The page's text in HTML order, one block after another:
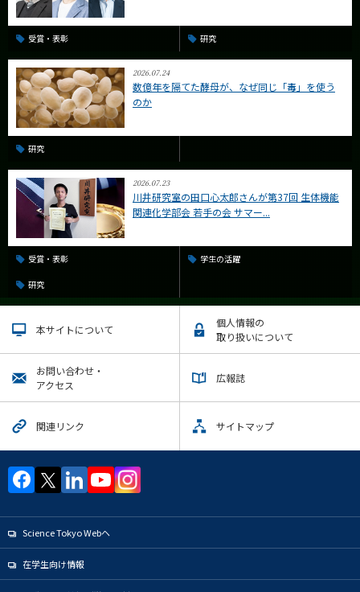
受賞・表彰 研究
2026.07.24
数億年を隔てた酵母が、なぜ同じ「毒」を使う
のか
研究
2026.07.23
川井研究室の田口心太郎さんが第37回 生体機能
関連化学部会 若手の会 サマー...
受賞・表彰 学生の活躍
研究
本サイトについて
個人情報の
取り扱いについて
お問い合わせ・
アクセス
広報誌
関連リンク サイトマップ
Science Tokyo Webヘ
在学生向け情報